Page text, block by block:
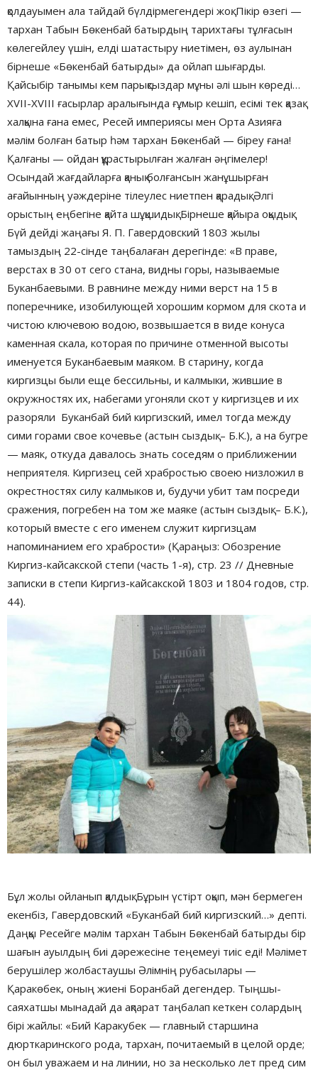
қолдауымен ала тайдай бүлдірмегендері жоқ. Пікір өзегі —
тархан Табын Бөкенбай батырдың тарихтағы тұлғасын
көлегейлеу үшін, елді шатастыру ниетімен, өз аулынан
бірнеше «Бөкенбай батырды» да ойлап шығарды.
Қайсыбір танымы кем парықсыздар мұны әлі шын көреді…
XVII-XVIII ғасырлар аралығында ғұмыр кешіп, есімі тек қазақ
халқына ғана емес, Ресей империясы мен Орта Азияға
мәлім болған батыр һәм тархан Бөкенбай — біреу ғана!
Қалғаны — ойдан құрастырылған жалған әңгімелер!
Осындай жағдайларға қанық болғансын жанұшырған
ағайынның уәждеріне тілеулес ниетпен қарадық. Әлгі
орыстың еңбегіне қайта шұқшидық. Бірнеше қайыра оқыдық.
Бүй дейді жаңағы Я. П. Гавердовский 1803 жылы
тамыздың 22-сінде таңбалаған дерегінде: «В праве,
верстах в 30 от сего стана, видны горы, называемые
Буканбаевыми. В равнине между ними верст на 15 в
поперечнике, изобилующей хорошим кормом для скота и
чистою ключевою водою, возвышается в виде конуса
каменная скала, которая по причине отменной высоты
именуется Буканбаевым маяком. В старину, когда
киргизцы были еще бессильны, и калмыки, жившие в
окружностях их, набегами угоняли скот у киргизцев и их
разоряли Буканбай бий киргизский, имел тогда между
сими горами свое кочевье (астын сыздық. – Б.К.), а на бугре
— маяк, откуда давалось знать соседям о приближении
неприятеля. Киргизец сей храбростью своею низложил в
окрестностях силу калмыков и, будучи убит там посреди
сражения, погребен на том же маяке (астын сыздық. – Б.К.),
который вместе с его именем служит киргизцам
напоминанием его храбрости» (Қараңыз: Обозрение
Киргиз-кайсакской степи (часть 1-я), стр. 23 // Дневные
записки в степи Киргиз-кайсакской 1803 и 1804 годов, стр.
44).
Бұл жолы ойланып қалдық. Бұрын үстірт оқып, мән бермеген
екенбіз, Гавердовский «Буканбай бий киргизский…» депті.
Даңқы Ресейге мәлім тархан Табын Бөкенбай батырды бір
шағын ауылдың биі дәрежесіне теңемеуі тиіс еді! Мәлімет
берушілер жолбастаушы Әлімнің рубасылары —
Қаракөбек, оның жиені Боранбай дегендер. Тыңшы-
саяхатшы мынадай да ақпарат таңбалап кеткен солардың
бірі жайлы: «Бий Каракубек — главный старшина
дюрткаринского рода, тархан, почитаемый в целой орде;
он был уважаем и на линии, но за несколько лет пред сим